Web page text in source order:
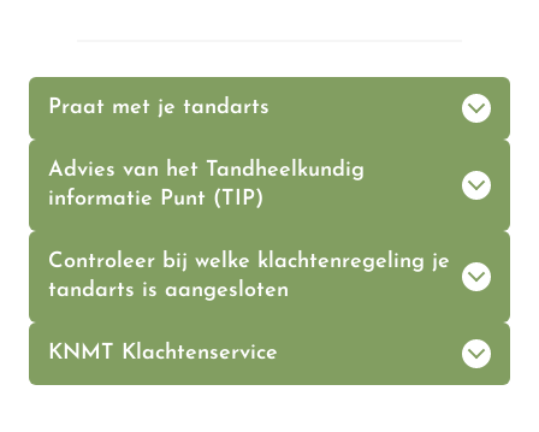
Praat met je tandarts
Advies van het Tandheelkundig
informatie Punt (TIP)
Controleer bij welke klachtenregeling je
tandarts is aangesloten
KNMT Klachtenservice